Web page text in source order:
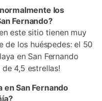
los
Fernando?
este sitio tienen muy
de los huéspedes: el 50
en San Fernando
4,5 estrellas!
en San Fernando